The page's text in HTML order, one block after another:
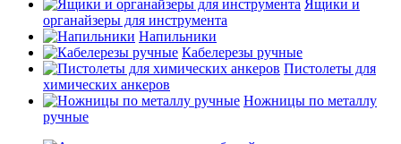
Ящики и
органайзеры для инструмента
Напильники
Кабелерезы ручные
Пистолеты для
химических анкеров
Ножницы по металлу
ручные